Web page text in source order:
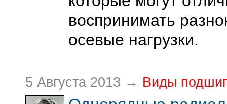
воспринимать
осевые нагрузки.
5 Августа 2013 → Виды